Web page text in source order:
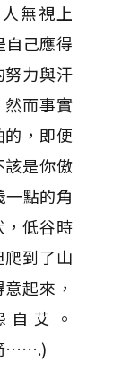
無視上
自己應得
力與汗
而事實
，即便
是你傲
點的角
低谷時
到了山
起來，
艾。
…….)